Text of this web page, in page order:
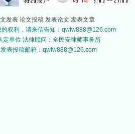
发表 论文投稿 发表论文 发表文章
权利，请来信告知：qwlw888@126.com
单位 法律顾问：全民安律师事务所
表投稿邮箱：qwlw888@126.com